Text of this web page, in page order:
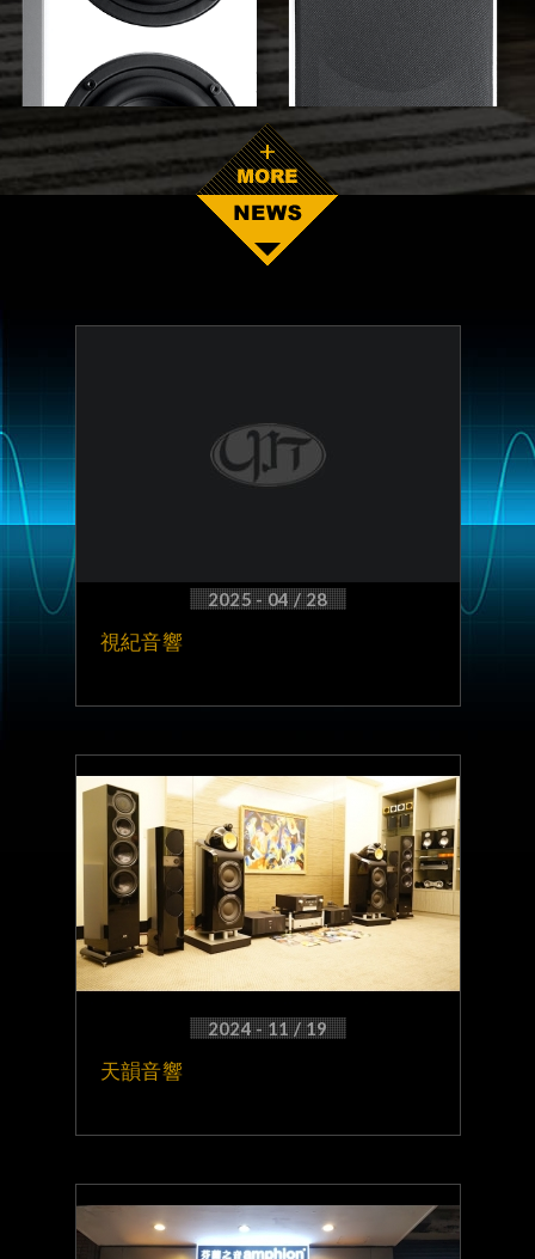
READ MORE
2025 - 04 / 28
視紀音響
2024 - 11 / 19
天韻音響